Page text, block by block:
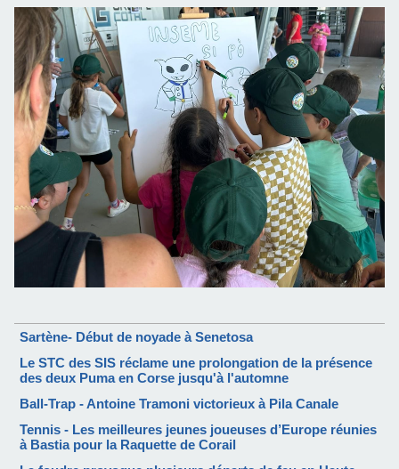
Sartène- Début de noyade à Senetosa
Le STC des SIS réclame une prolongation de la présence
des deux Puma en Corse jusqu'à l'automne
Ball-Trap - Antoine Tramoni victorieux à Pila Canale
Tennis - Les meilleures jeunes joueuses d’Europe réunies
à Bastia pour la Raquette de Corail